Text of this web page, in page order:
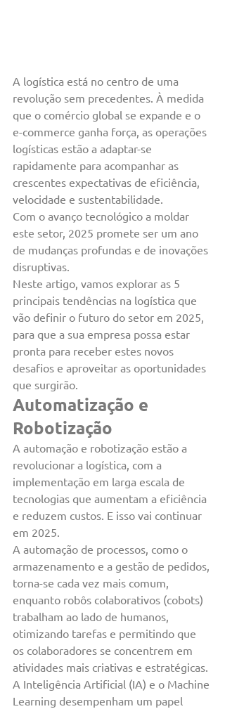
A logística está no centro de uma
revolução sem precedentes. À medida
que o comércio global se expande e o
e-commerce ganha força, as operações
logísticas estão a adaptar-se
rapidamente para acompanhar as
crescentes expectativas de eficiência,
velocidade e sustentabilidade.
Com o avanço tecnológico a moldar
este setor, 2025 promete ser um ano
de mudanças profundas e de inovações
disruptivas.
Neste artigo, vamos explorar as 5
principais tendências na logística que
vão definir o futuro do setor em 2025,
para que a sua empresa possa estar
pronta para receber estes novos
desafios e aproveitar as oportunidades
que surgirão.
Automatização e
Robotização
A automação e robotização estão a
revolucionar a logística, com a
implementação em larga escala de
tecnologias que aumentam a eficiência
e reduzem custos. E isso vai continuar
em 2025.
A automação de processos, como o
armazenamento e a gestão de pedidos,
torna-se cada vez mais comum,
enquanto robôs colaborativos (cobots)
trabalham ao lado de humanos,
otimizando tarefas e permitindo que
os colaboradores se concentrem em
atividades mais criativas e estratégicas.
A Inteligência Artificial (IA) e o Machine
Learning desempenham um papel